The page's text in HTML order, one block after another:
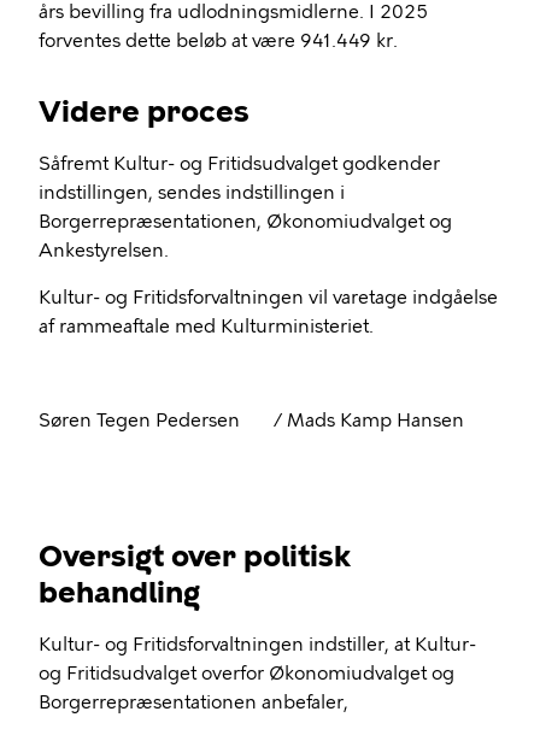
års bevilling fra udlodningsmidlerne. I 2025
forventes dette beløb at være 941.449 kr.
Videre proces
Såfremt Kultur- og Fritidsudvalget godkender
indstillingen, sendes indstillingen i
Borgerrepræsentationen, Økonomiudvalget og
Ankestyrelsen.
Kultur- og Fritidsforvaltningen vil varetage indgåelse
af rammeaftale med Kulturministeriet.
Søren Tegen Pedersen / Mads Kamp Hansen
Oversigt over politisk
behandling
Kultur- og Fritidsforvaltningen indstiller, at Kultur-
og Fritidsudvalget overfor Økonomiudvalget og
Borgerrepræsentationen anbefaler,